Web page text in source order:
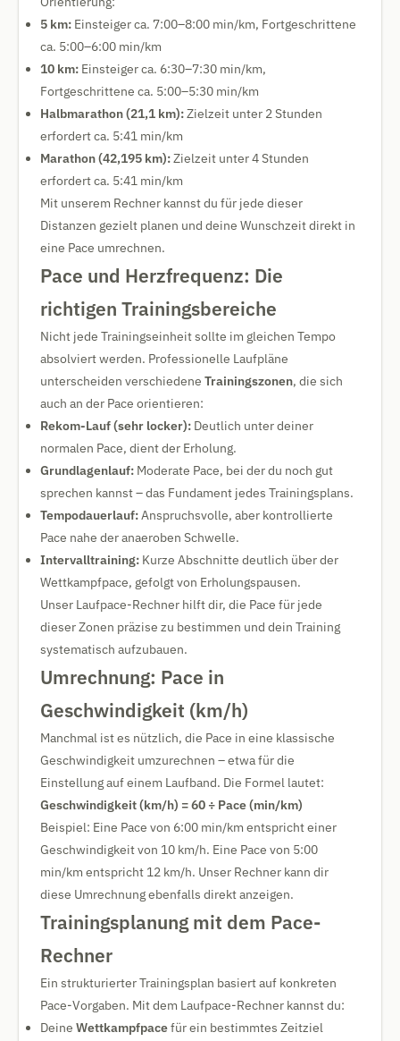
5 km: Einsteiger ca. 7:00–8:00 min/km, Fortgeschrittene
ca. 5:00–6:00 min/km
10 km: Einsteiger ca. 6:30–7:30 min/km,
Fortgeschrittene ca. 5:00–5:30 min/km
Halbmarathon (21,1 km):Zielzeit unter 2 Stunden
erfordert ca. 5:41 min/km
Marathon (42,195 km):Zielzeit unter 4 Stunden
erfordert ca. 5:41 min/km
Mit unserem Rechner kannst du für jede dieser
Distanzen gezielt planen und deine Wunschzeit direkt in
eine Pace umrechnen.
Pace und Herzfrequenz: Die
richtigen Trainingsbereiche
Nicht jede Trainingseinheit sollte im gleichen Tempo
absolviert werden. Professionelle Laufpläne
unterscheiden verschiedene Trainingszonen, die sich
auch an der Pace orientieren:
Rekom-Lauf (sehr locker): Deutlich unter deiner
normalen Pace, dient der Erholung.
Grundlagenlauf: Moderate Pace, bei der du noch gut
sprechen kannst – das Fundament jedes Trainingsplans.
Tempodauerlauf:Anspruchsvolle, aber kontrollierte
Pace nahe der anaeroben Schwelle.
Intervalltraining: Kurze Abschnitte deutlich über der
Wettkampfpace, gefolgt von Erholungspausen.
Unser Laufpace-Rechner hilft dir, die Pace für jede
dieser Zonen präzise zu bestimmen und dein Training
systematisch aufzubauen.
Umrechnung: Pace in
Geschwindigkeit (km/h)
Manchmal ist es nützlich, die Pace in eine klassische
Geschwindigkeit umzurechnen – etwa für die
Einstellung auf einem Laufband. Die Formel lautet:
Geschwindigkeit (km/h) = 60 ÷ Pace (min/km)
Beispiel: Eine Pace von 6:00 min/km entspricht einer
Geschwindigkeit von 10 km/h. Eine Pace von 5:00
min/km entspricht 12 km/h. Unser Rechner kann dir
diese Umrechnung ebenfalls direkt anzeigen.
Trainingsplanung mit dem Pace-
Rechner
Ein strukturierter Trainingsplan basiert auf konkreten
Pace-Vorgaben. Mit dem Laufpace-Rechner kannst du:
Deine Wettkampfpacefür ein bestimmtes Zeitziel